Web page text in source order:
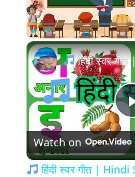
Play Unmute
हिंदी स्वर गीत | Hindi Swar Geet for Kids | Learn
Watch on
हिंदी स्वर गीत |